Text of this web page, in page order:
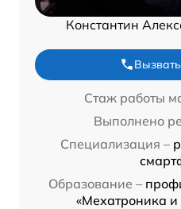
Константин
Стаж работы
Выполнено
Специализация –
Образование –
«Мехатроника и